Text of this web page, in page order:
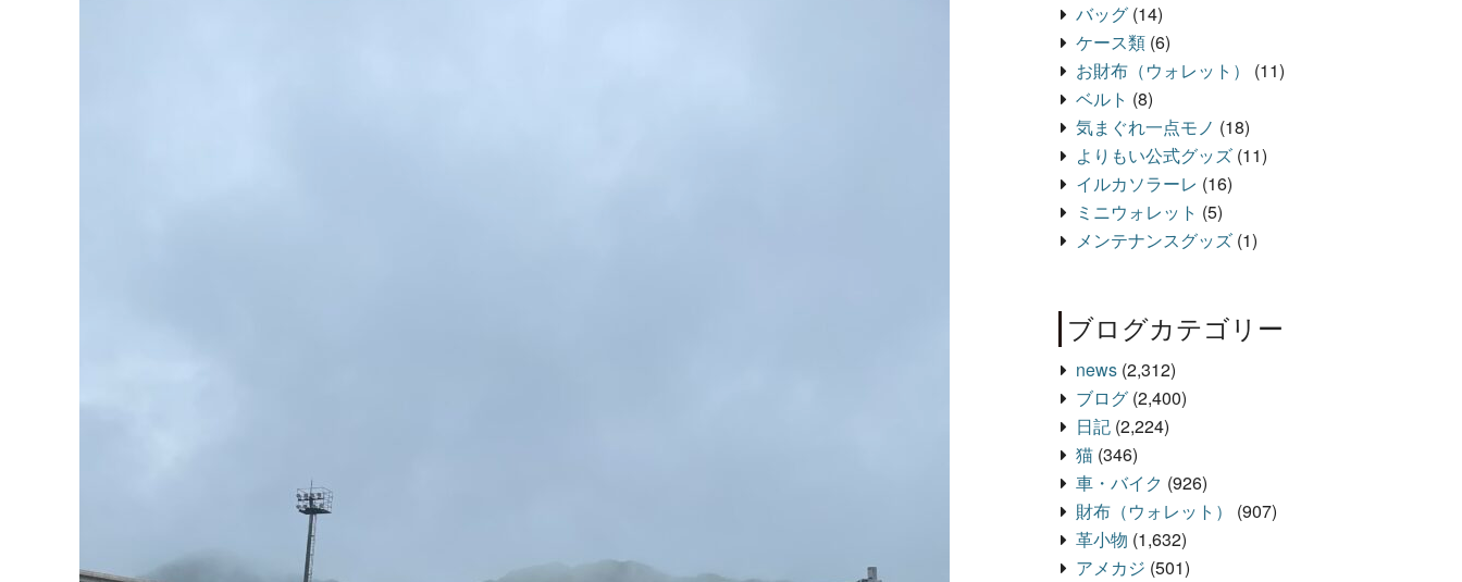
バッグ (14)
ケース類 (6)
お財布（ウォレット）
(11)
ベルト (8)
気まぐれ一点モノ (18)
よりもい公式グッズ (11)
イルカソラーレ (16)
ミニウォレット (5)
メンテナンスグッズ (1)
ブログカテゴリー
news (2,312)
ブログ (2,400)
日記 (2,224)
猫 (346)
車・バイク (926)
財布（ウォレット）
(907)
革小物 (1,632)
アメカジ (501)